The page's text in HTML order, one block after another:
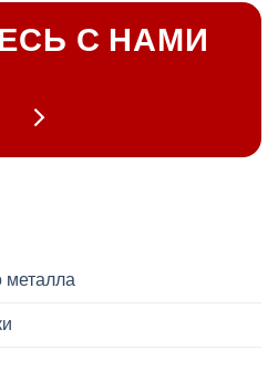
металла
С НАМИ